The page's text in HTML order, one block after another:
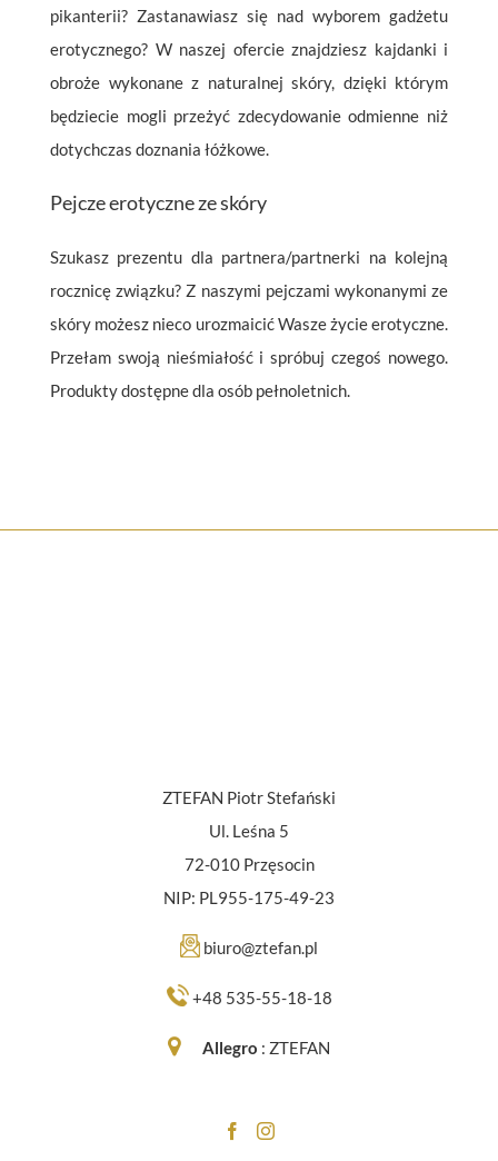
pikanterii? Zastanawiasz się nad wyborem gadżetu
erotycznego? W naszej ofercie znajdziesz kajdanki i
obroże wykonane z naturalnej skóry, dzięki którym
będziecie mogli przeżyć zdecydowanie odmienne niż
dotychczas doznania łóżkowe.
Pejcze erotyczne ze skóry
Szukasz prezentu dla partnera/partnerki na kolejną
rocznicę związku? Z naszymi pejczami wykonanymi ze
skóry możesz nieco urozmaicić Wasze życie erotyczne.
Przełam swoją nieśmiałość i spróbuj czegoś nowego.
Produkty dostępne dla osób pełnoletnich.
ZTEFAN Piotr Stefański
Ul. Leśna 5
72-010 Przęsocin
NIP: PL955-175-49-23
biuro@ztefan.pl
+48 535-55-18-18
Allegro : ZTEFAN